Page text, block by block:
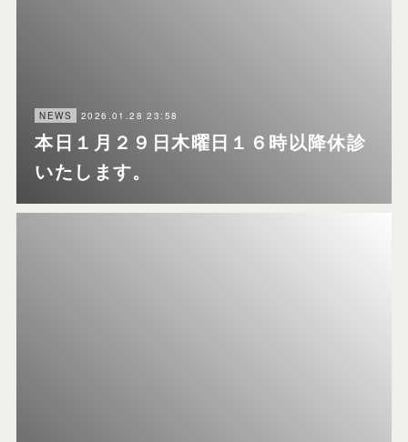
NEWS 2026.01.28 23:58
本日１月２９日木曜日１６時以降休診
いたします。